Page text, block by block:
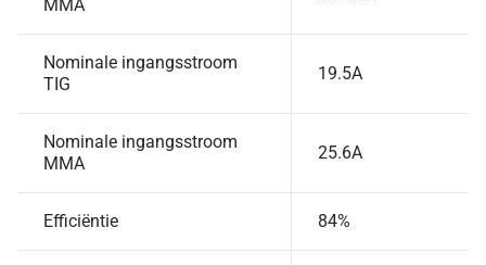
MMA
Nominale ingangsstroom
TIG
19.5A
Nominale ingangsstroom
MMA
25.6A
Efficiëntie 84%